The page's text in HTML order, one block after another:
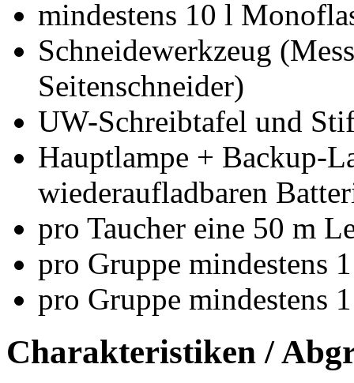
mindestens 10 l
Schneidewerkzeug
Seitenschneider)
UW-Schreibtafel und
Hauptlampe + Backup-
wiederaufladbaren
pro Taucher eine 50 m
pro Gruppe mindestens
pro Gruppe mindestens
Charakteristiken /